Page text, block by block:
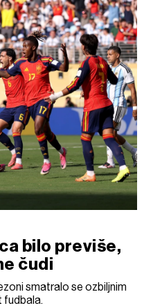
bilo previše,
čudi
smatralo se ozbiljnim
fudbala.